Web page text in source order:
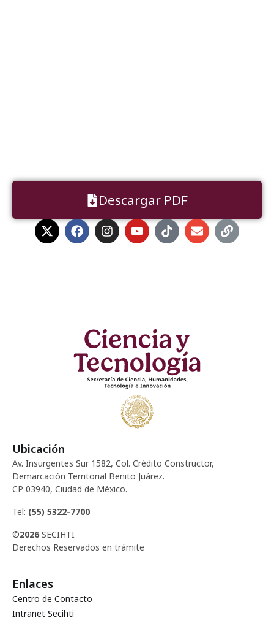
Descargar PDF
Ubicación
Av. Insurgentes Sur 1582, Col. Crédito Constructor,
Demarcación Territorial Benito Juárez.
CP 03940, Ciudad de México.
Tel: (55) 5322-7700
©2026 SECIHTI
Derechos Reservados en trámite
Enlaces
Centro de Contacto
Intranet Secihti